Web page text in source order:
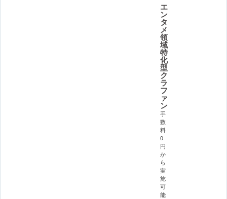
エ
ン
タ
メ
領
域
特
化
型
ク
ラ
フ
ァ
ン
手
数
料
0
円
か
ら
実
施
可
能